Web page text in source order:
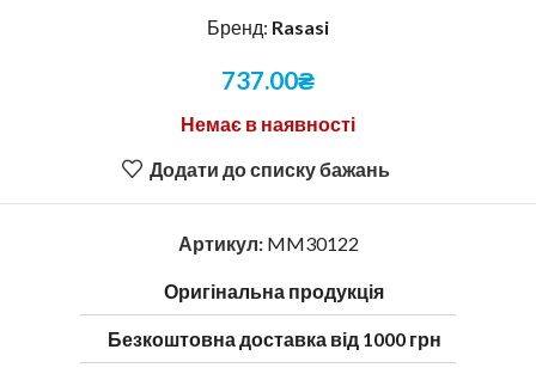
Бренд: Rasasi
737.00₴
Немає в наявності
Додати до списку бажань
Артикул: MM30122
Оригінальна продукція
Безкоштовна доставка від 1000 грн